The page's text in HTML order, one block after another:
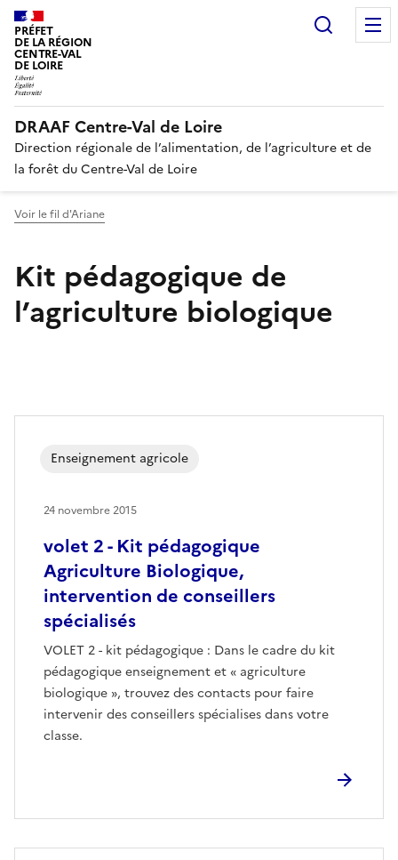
PRÉFET
DE LA RÉGION
CENTRE-VAL
DE LOIRE
DRAAF Centre-Val de Loire
Direction régionale de l’alimentation, de l’agriculture et de
la forêt du Centre-Val de Loire
Voir le fil d'Ariane
Kit pédagogique de
l’agriculture biologique
volet 2 - Kit pédagogique
Agriculture Biologique,
intervention de conseillers
spécialisés
VOLET 2 - kit pédagogique : Dans le cadre du kit
pédagogique enseignement et « agriculture
biologique », trouvez des contacts pour faire
intervenir des conseillers spécialises dans votre
classe.
Enseignement agricole
24 novembre 2015